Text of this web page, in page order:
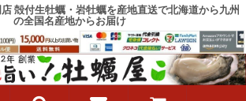
殻付生牡蠣・岩牡蠣を産地直送で北海道から九州
の全国名産地からお届け